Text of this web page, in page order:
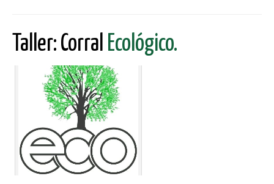
Taller: Corral Ecológico.